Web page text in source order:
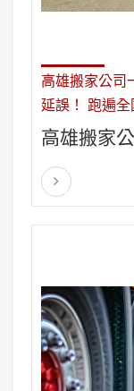
高雄搬家公司
延誤！ 跑遍
雄專業物流和
高雄搬家
車，吉時